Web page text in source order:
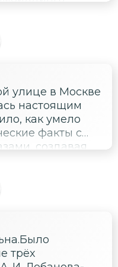
улице в Москве
настоящим
как умело
факты с
создавая
у
их истории.
которые
дух времени.
был наполнен
трёх